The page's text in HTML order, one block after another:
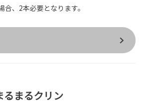
、2本必要となります。
るまるクリン